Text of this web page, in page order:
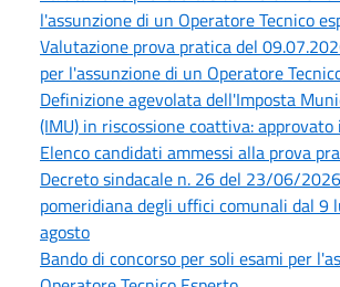
l'assunzione di un Operatore Tecnico
Valutazione prova pratica del
per l'assunzione di un Operatore
Definizione agevolata dell'Imposta
(IMU) in riscossione coattiva:
Elenco candidati ammessi alla prova
Decreto sindacale n. 26 del 23/06/
pomeridiana degli uffici comunali dal 9
agosto
Bando di concorso per soli esami per